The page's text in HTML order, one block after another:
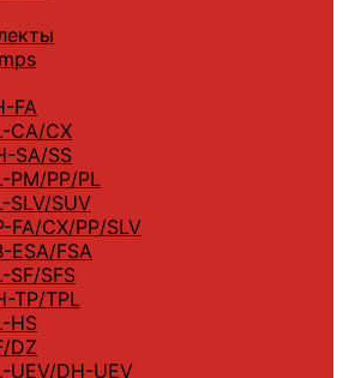
FA
CA/CX
SA/SS
PM/РР/PL
SLV/SUV
FA/CX/PP/SLV
ЕSA/FSA
SF/SFS
ТP/ТPL
HS
DZ
UEV/DH-UEV